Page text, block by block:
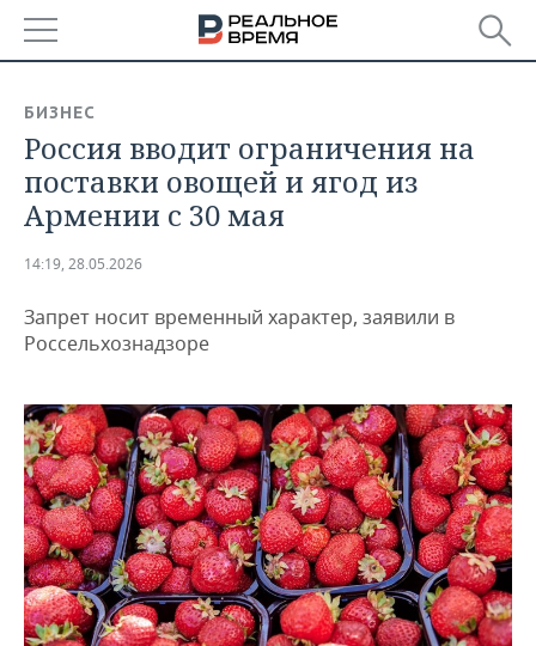
БАШКОРТОСТАН
ТАТАРСТАН
НОВОСТИ
АНАЛИТИКА
ДЕКЛАРАЦИИ О ДОХОДАХ
КОРОЛИ ГОСЗАКАЗА ПФО
ВУЗЫ ТАТАРСТАНА
КОМУ ПРИНАДЛЕЖАТ
ТОРГОВЫЕ ЦЕНТРЫ
ТАТАРСТАНА
НОВОСТИ ЭКОНОМИКИ
БАНКИ
БЮДЖЕТ
ИНВЕСТИЦИИ
ПРОМЫШЛЕННОСТЬ
АГРОПРОМ
МАШИНОСТРОЕНИЕ
НЕФТЕХИМИЯ
НЕФТЬ
НЕДВИЖИМОСТЬ
НОВОСТИ НЕДВИЖИМОСТИ
АВТО
НОВОСТИ АВТО
БИЗНЕС
НОВОСТИ БИЗНЕСА
РОЗНИЧНАЯ ТОРГОВЛЯ
ТРАНСПОРТ
ТЕХНОЛОГИИ
НОВОСТИ ТЕХНОЛОГИЙ
IT
МЕРОПРИЯТИЯ
НОВОСТИ МЕРОПРИЯТИЙ
СПОРТ
БИЗНЕС
Россия вводит ограничения на
поставки овощей и ягод из
Армении с 30 мая
14:19, 28.05.2026
Запрет носит временный характер, заявили в
Россельхознадзоре